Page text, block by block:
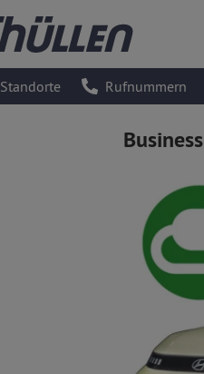
Standorte Rufnummern